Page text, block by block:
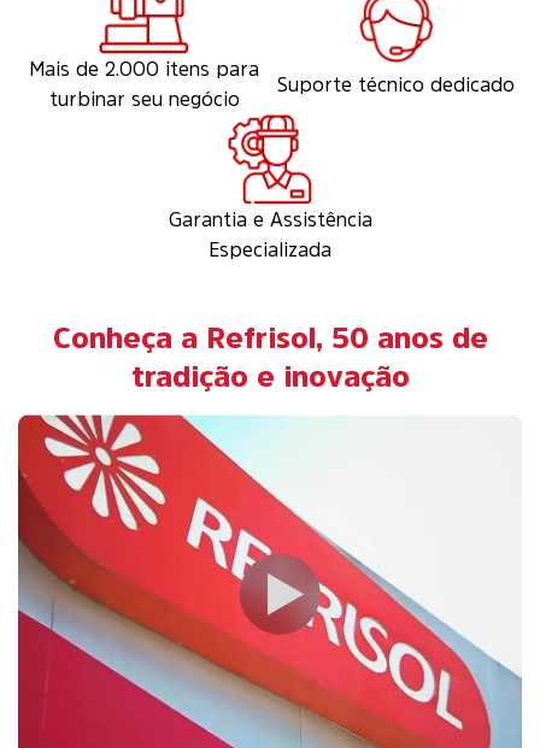
Mais de 2.000 itens para
turbinar seu negócio
Suporte técnico dedicado
Garantia e Assistência
Especializada
Conheça a Refrisol, 50 anos de
tradição e inovação